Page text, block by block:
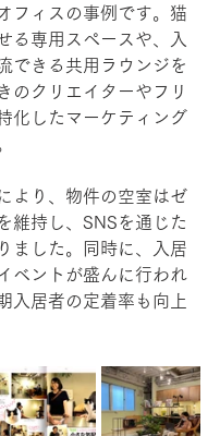
フィスの事例です。猫
る専用スペースや、入
できる共用ラウンジを
のクリエイターやフリ
化したマーケティング
より、物件の空室はゼ
維持し、SNSを通じた
ました。同時に、入居
ベントが盛んに行われ
入居者の定着率も向上